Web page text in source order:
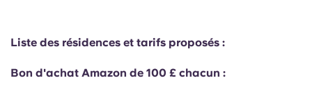
Liste des résidences et tarifs proposés :
Bon d'achat Amazon de 100 £ chacun :